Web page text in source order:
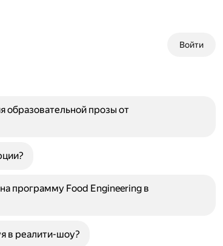
Войти
образовательной прозы от
программу Food Engineering в
в реалити-шоу?